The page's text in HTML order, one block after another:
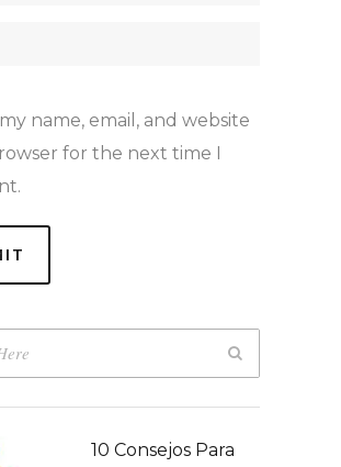
name, email, and website
for the next time I
10 Consejos Para